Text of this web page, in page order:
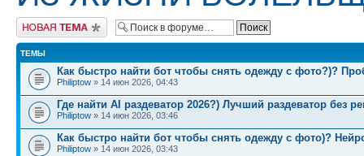
Новая тема
ТЕМЫ
Как быстро найти бот чтобы снять одежду с фото?)?
Philiptow » 14 июн 2026, 04:43
Где найти AI раздеватор 2026?) Лучший раздеватор без
Philiptow » 14 июн 2026, 03:46
Как быстро найти бот чтобы снять одежду с фото)?
Philiptow » 14 июн 2026, 03:43